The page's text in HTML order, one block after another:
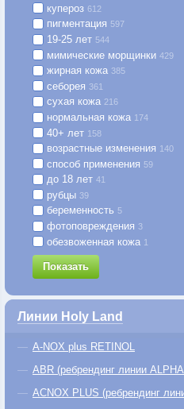
купероз 612
пигментация 597
19-25 лет 544
мимические морщинки 429
жирная кожа 385
себорея 361
сухая кожа 216
нормальная кожа 174
40+ лет 158
возрастные изменения 140
способ применения 59
до 18 лет 41
рубцы 39
беременность 5
фотоповреждения 3
обезвоженная кожа 1
Показать
Линии Holy Land
A-NOX plus RETINOL
ABR (ребрендинг линии
ACNOX PLUS (ребрендинг